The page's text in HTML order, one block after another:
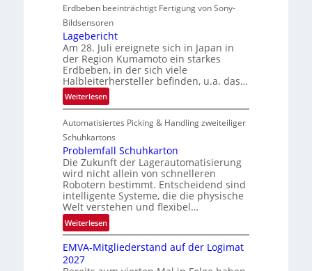
o
i
l
s
z
ä
h
l
e
n
Erdbeben beeinträchtigt Fertigung von Sony-
Bildsensoren
Lagebericht
Am 28. Juli ereignete sich in Japan in
der Region Kumamoto ein starkes
Erdbeben, in der sich viele
Halbleiterhersteller befinden, u.a. das…
Weiterlesen:
L
a
g
e
b
e
r
i
c
h
Automatisiertes Picking & Handling zweiteiliger
Schuhkartons
Problemfall Schuhkarton
Die Zukunft der Lagerautomatisierung
wird nicht allein von schnelleren
Robotern bestimmt. Entscheidend sind
intelligente Systeme, die die physische
Welt verstehen und flexibel…
Weiterlesen:
P
r
EMVA-Mitgliederstand auf der Logimat
2027